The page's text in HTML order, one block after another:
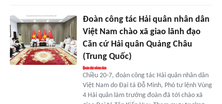
Đoàn công tác Hải quân nhân dân
Việt Nam chào xã giao lãnh đạo
Căn cứ Hải quân Quảng Châu
(Trung Quốc)
Chiều 20-7, đoàn công tác Hải quân nhân dân
Việt Nam do Đại tá Đỗ Minh, Phó tư lệnh Vùng
4 Hải quân làm trưởng đoàn đã tới chào xã